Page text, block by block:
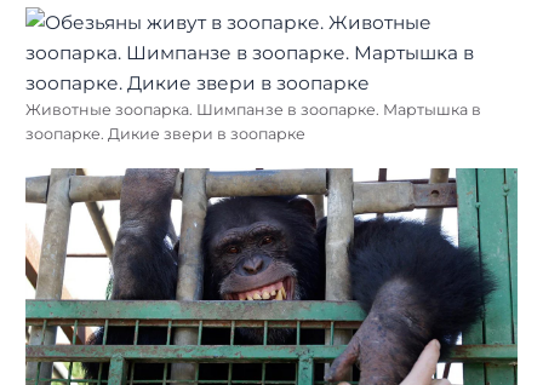
Животные зоопарка. Шимпанзе в зоопарке. Мартышка в
зоопарке. Дикие звери в зоопарке